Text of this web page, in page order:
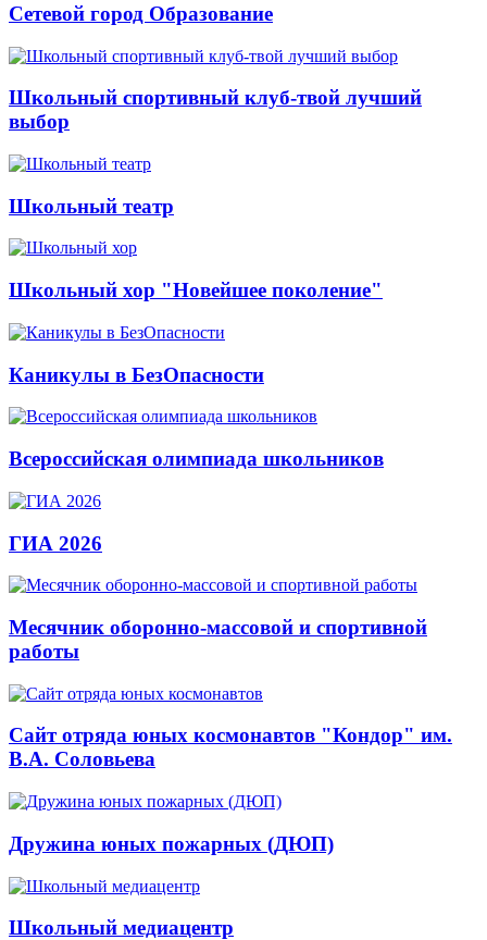
Сетевой город Образование
Школьный спортивный клуб-твой лучший
выбор
Школьный театр
Школьный хор "Новейшее поколение"
Каникулы в БезОпасности
Всероссийская олимпиада школьников
ГИА 2026
Месячник оборонно-массовой и спортивной
работы
Сайт отряда юных космонавтов "Кондор" им.
В.А. Соловьева
Дружина юных пожарных (ДЮП)
Школьный медиацентр